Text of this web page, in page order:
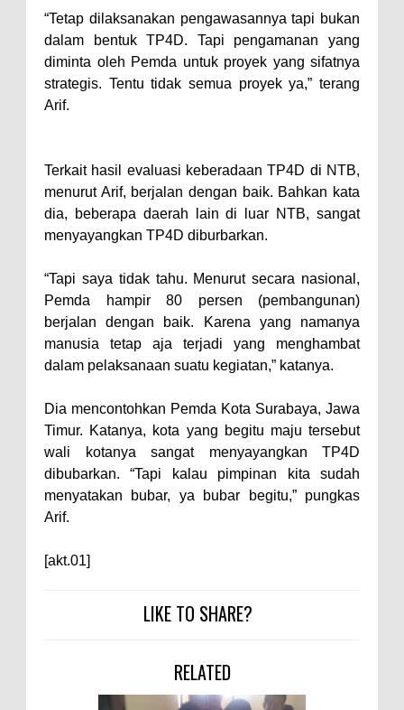
Ibadah, Kepercayaan Rakyat
Landasan Utama
Kado HUT Bhayangkara Ke-80,
Kapolres Bima Pimpin Kenaikan
Satsamapta Polres Bima Bantu
Warga Dena Hadapi Krisis Air
Bersih
Sabu di Tambe, 2 Pria
Diamankan Bersama 23 Poket
Sabu Siap Edar
SIGAPUAN dan Ikhtiar Kota Bima
Kapolres Bima Beri Penghargaan
ke Kades dan Ketua RT Yang
Aktif Bantu Polisi Berantas
Narkoba
“Tetap dilaksanakan pengawasannya tapi bukan
dalam bentuk TP4D. Tapi pengamanan yang
diminta oleh Pemda untuk proyek yang sifatnya
strategis. Tentu tidak semua proyek ya,” terang
Arif.
Terkait hasil evaluasi keberadaan TP4D di NTB,
menurut Arif, berjalan dengan baik. Bahkan kata
dia, beberapa daerah lain di luar NTB, sangat
menyayangkan TP4D diburbarkan.
“Tapi saya tidak tahu. Menurut secara nasional,
Pemda hampir 80 persen (pembangunan)
berjalan dengan baik. Karena yang namanya
manusia tetap aja terjadi yang menghambat
dalam pelaksanaan suatu kegiatan,” katanya.
Dia mencontohkan Pemda Kota Surabaya, Jawa
Timur. Katanya, kota yang begitu maju tersebut
wali kotanya sangat menyayangkan TP4D
dibubarkan. “Tapi kalau pimpinan kita sudah
menyatakan bubar, ya bubar begitu,” pungkas
Arif.
[akt.01]
LIKE TO SHARE?
RELATED